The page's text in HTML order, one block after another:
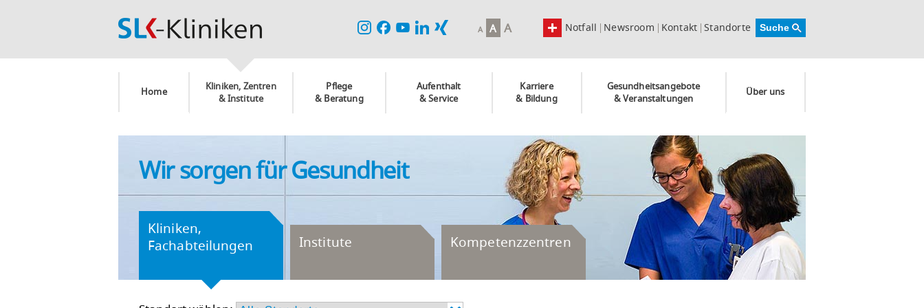
Newsroom Kontakt Standorte
Notfall
A A A
Home
Kliniken, Zentren
& Institute
Pflege
& Beratung
Aufenthalt
& Service
Karriere
& Bildung
Gesundheitsangebote
& Veranstaltungen
Über uns
Wir sorgen für Gesundheit
Kliniken,
Fachabteilungen
Institute Kompetenzzentren